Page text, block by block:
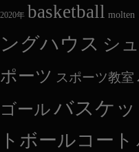
2020年 basketball molten
ングハウス シ
ポーツ スポーツ教室
ゴールバスケ
トボールコート